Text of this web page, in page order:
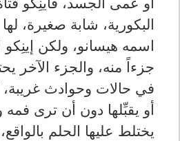
البكورية، شابة صغيرة،
اسمه هيسانو، ولكن إينِكو
جزءاً منه، والجزء الآخر
في حالات وحوادث غريبة،
أو يقبِّلها دون أن ترى فمه
يختلط عليها الحلم